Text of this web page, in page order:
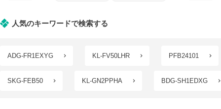
人気のキーワードで検索する
ADG-FR1EXYG KL-FV50LHR PFB24101
SKG-FEB50 KL-GN2PPHA BDG-SH1EDXG